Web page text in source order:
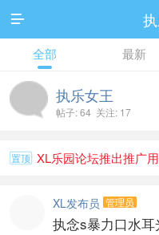

全部 最新
执乐女王
帖子: 64 关注: 17
置顶 XL乐园论坛推出推广用
XL发布员 管理员
执念s暴力口水耳